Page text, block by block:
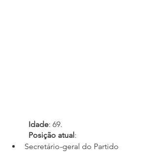
	Idade
: 69.
Posição atual:
Secretário-geral do Partido